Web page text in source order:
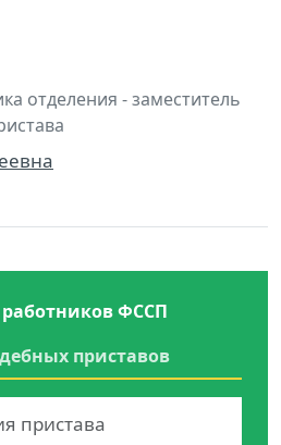
отделения - заместитель
ФССП
приставов